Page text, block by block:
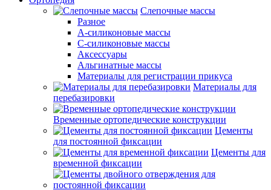
Слепочные массы
Разное
А-силиконовые массы
С-силиконовые массы
Аксессуары
Альгинатные массы
Материалы для регистрации прикуса
Материалы для
перебазировки
Временные ортопедические конструкции
Цементы
для постоянной фиксации
Цементы для
временной фиксации